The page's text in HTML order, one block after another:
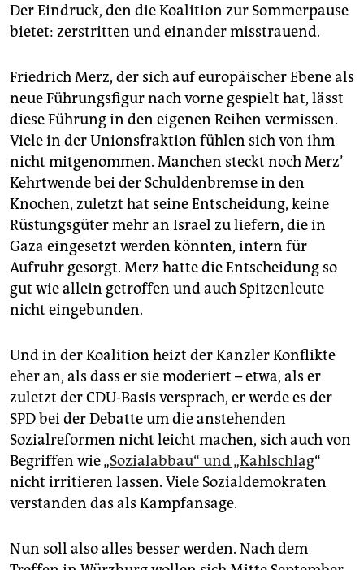
Der Eindruck, den die Koalition zur Sommerpause
bietet: zerstritten und einander misstrauend.
Friedrich Merz, der sich auf europäischer Ebene als
neue Führungsfigur nach vorne gespielt hat, lässt
diese Führung in den eigenen Reihen vermissen.
Viele in der Unionsfraktion fühlen sich von ihm
nicht mitgenommen. Manchen steckt noch Merz’
Kehrtwende bei der Schuldenbremse in den
Knochen, zuletzt hat seine Entscheidung, keine
Rüstungsgüter mehr an Israel zu liefern, die in
Gaza eingesetzt werden könnten, intern für
Aufruhr gesorgt. Merz hatte die Entscheidung so
gut wie allein getroffen und auch Spitzenleute
nicht eingebunden.
Und in der Koalition heizt der Kanzler Konflikte
eher an, als dass er sie moderiert – etwa, als er
zuletzt der CDU-Basis versprach, er werde es der
SPD bei der Debatte um die anstehenden
Sozialreformen nicht leicht machen, sich auch von
Begriffen wie „Sozialabbau“ und „Kahlschlag“
nicht irritieren lassen. Viele Sozialdemokraten
verstanden das als Kampfansage.
Nun soll also alles besser werden. Nach dem